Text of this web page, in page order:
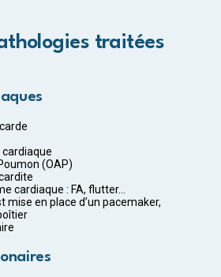
traitées
(OAP)
cardiaque : FA, flutter...
mise en place d’un pacemaker,